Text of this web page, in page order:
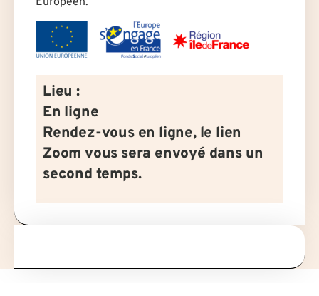
Lieu :
En ligne
Rendez-vous en ligne, le lien
Zoom vous sera envoyé dans un
second temps.